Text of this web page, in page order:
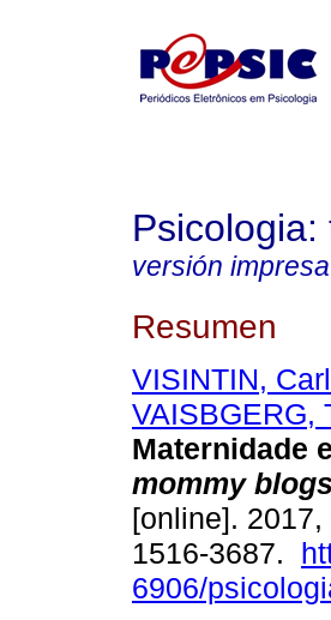
versión impresa
Resumen
VISINTIN,
VAISBGERG,
Maternidade
mommy blogs
[online].
1516-3687.
6906/